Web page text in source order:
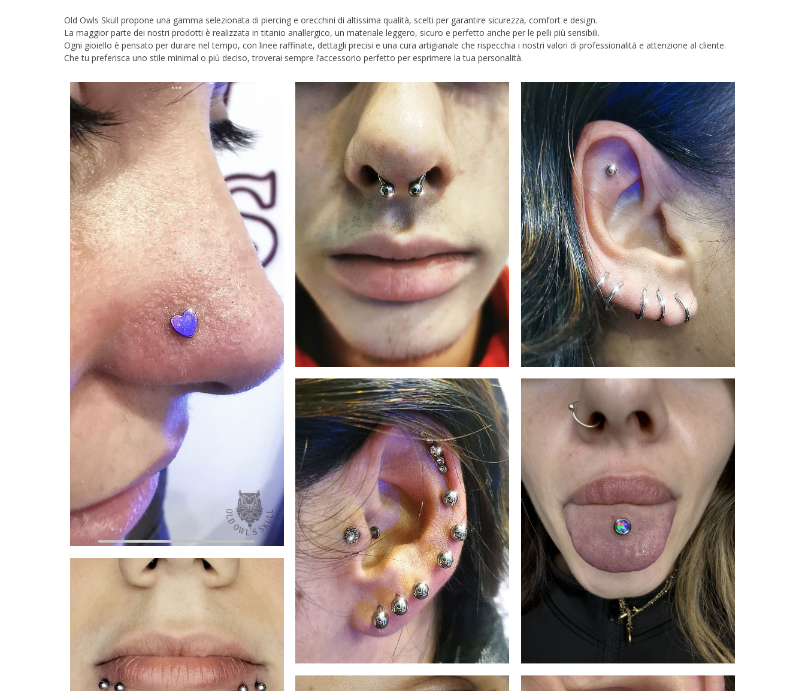
Old Owls Skull propone una gamma selezionata di piercing e orecchini di altissima qualità, scelti per garantire sicurezza, comfort e design.
La maggior parte dei nostri prodotti è realizzata in titanio anallergico, un materiale leggero, sicuro e perfetto anche per le pelli più sensibili.
Ogni gioiello è pensato per durare nel tempo, con linee raffinate, dettagli precisi e una cura artigianale che rispecchia i nostri valori di professionalità e attenzione al cliente.
Che tu preferisca uno stile minimal o più deciso, troverai sempre l’accessorio perfetto per esprimere la tua personalità.